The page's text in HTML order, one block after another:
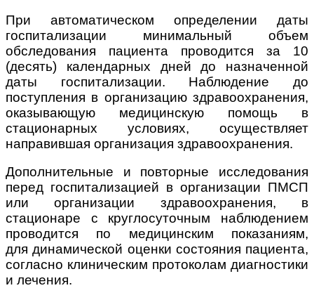
При автоматическом определении даты
госпитализации минимальный объем
обследования пациента проводится за 10
(десять) календарных дней до назначенной
даты госпитализации. Наблюдение до
поступления в организацию здравоохранения,
оказывающую медицинскую помощь в
стационарных условиях, осуществляет
направившая организация здравоохранения.
Дополнительные и повторные исследования
перед госпитализацией в организации ПМСП
или организации здравоохранения, в
стационаре с круглосуточным наблюдением
проводится по медицинским показаниям,
длядинамической оценки состояния пациента,
согласно клиническим протоколам диагностики
и лечения.